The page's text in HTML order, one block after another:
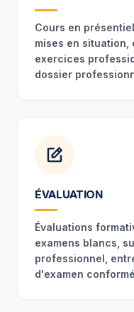
Cours en
mises en situation,
exercices
dossier
ÉVALUATION
Évaluations
examens blancs,
professionnel,
d'examen